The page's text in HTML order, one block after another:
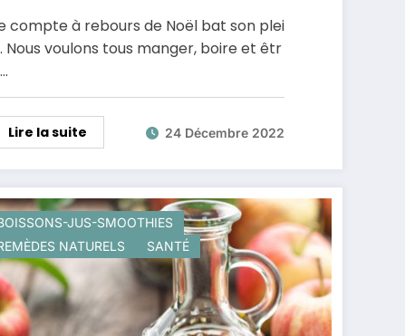
compte à rebours de Noël bat son plei
Nous voulons tous manger, boire et êtr
Lire la suite 24 Décembre 2022
JUS-SMOOTHIES
NATURELS
SANTÉ